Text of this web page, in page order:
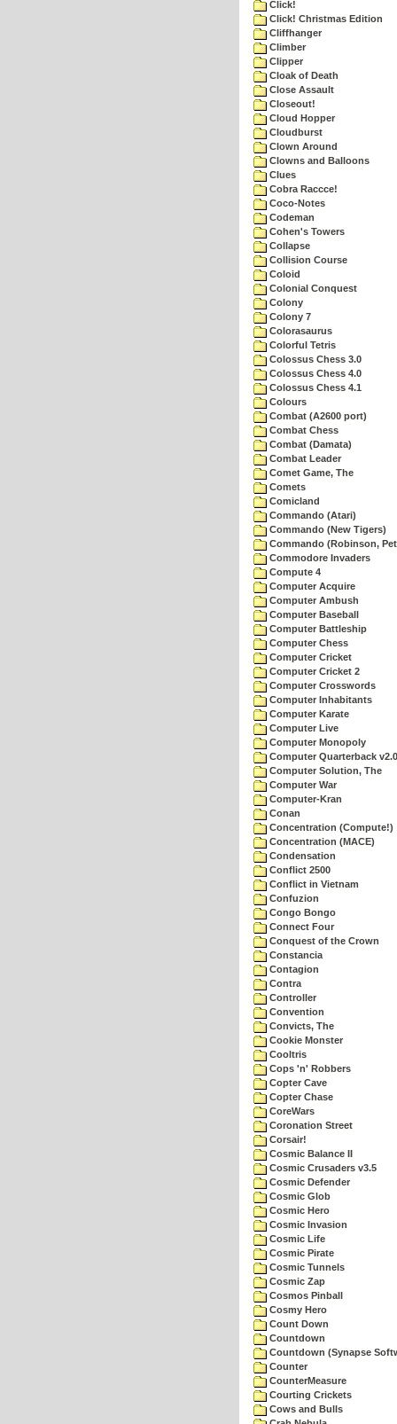
Click!
Click! Christmas Edition
Cliffhanger
Climber
Clipper
Cloak of Death
Close Assault
Closeout!
Cloud Hopper
Cloudburst
Clown Around
Clowns and Balloons
Clues
Cobra Raccce!
Coco-Notes
Codeman
Cohen's Towers
Collapse
Collision Course
Coloid
Colonial Conquest
Colony
Colony 7
Colorasaurus
Colorful Tetris
Colossus Chess 3.0
Colossus Chess 4.0
Colossus Chess 4.1
Colours
Combat (A2600 port)
Combat Chess
Combat (Damata)
Combat Leader
Comet Game, The
Comets
Comicland
Commando (Atari)
Commando (New Tigers)
Commando (Robinson,
Commodore Invaders
Compute 4
Computer Acquire
Computer Ambush
Computer Baseball
Computer Battleship
Computer Chess
Computer Cricket
Computer Cricket 2
Computer Crosswords
Computer Inhabitants
Computer Karate
Computer Live
Computer Monopoly
Computer Quarterback v2.0
Computer Solution, The
Computer War
Computer-Kran
Conan
Concentration (Compute!)
Concentration (MACE)
Condensation
Conflict 2500
Conflict in Vietnam
Confuzion
Congo Bongo
Connect Four
Conquest of the Crown
Constancia
Contagion
Contra
Controller
Convention
Convicts, The
Cookie Monster
Cooltris
Cops 'n' Robbers
Copter Cave
Copter Chase
CoreWars
Coronation Street
Corsair!
Cosmic Balance II
Cosmic Crusaders v3.5
Cosmic Defender
Cosmic Glob
Cosmic Hero
Cosmic Invasion
Cosmic Life
Cosmic Pirate
Cosmic Tunnels
Cosmic Zap
Cosmos Pinball
Cosmy Hero
Count Down
Countdown
Countdown (Synapse
Counter
CounterMeasure
Courting Crickets
Cows and Bulls